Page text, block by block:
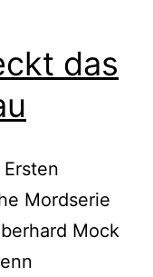
das
Mordserie
Mock